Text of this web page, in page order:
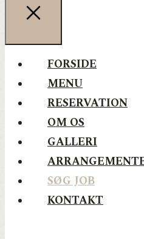
FORSIDE
MENU
RESERVATION
OM OS
GALLERI
SØG JOB
KONTAKT